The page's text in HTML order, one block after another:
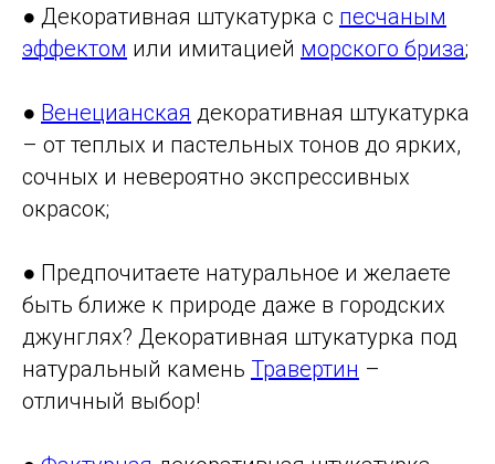
● Декоративная штукатурка с песчаным
эффектом или имитацией морского бриза;
● Венецианская декоративная штукатурка
– от теплых и пастельных тонов до ярких,
сочных и невероятно экспрессивных
окрасок;
● Предпочитаете натуральное и желаете
быть ближе к природе даже в городских
джунглях? Декоративная штукатурка под
натуральный камень Травертин –
отличный выбор!